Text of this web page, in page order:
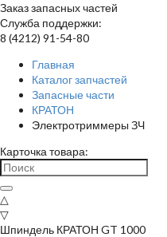
Заказ запасных частей
Служба поддержки:
8 (4212) 91-54-80
Главная
Каталог запчастей
Запасные части
КРАТОН
Электротриммеры ЗЧ
Карточка товара:
△
▽
Шпиндель КРАТОН GT 1000